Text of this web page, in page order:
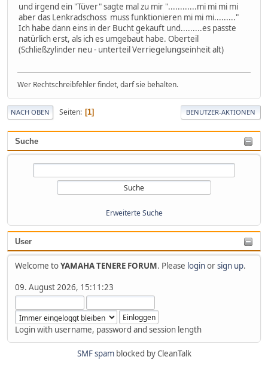
Suche
Erweiterte Suche
User
Welcome toYAMAHA TENERE FORUM. Please loginorsign up.
09. August 2026, 15:11:23
Login with username, password and session length
und irgend ein "Tüver" sagte mal zu mir "............mi mi mi mi
aber das Lenkradschoss muss funktionieren mi mi mi........."
Ich habe dann eins in der Bucht gekauft und.........es passte
natürlich erst, als ich es umgebaut habe. Oberteil
(Schließzylinder neu - unterteil Verriegelungseinheit alt)
Wer Rechtschreibfehler findet, darf sie behalten.
NACH OBEN Seiten 1 BENUTZER-AKTIONEN
SMF spamblocked by CleanTalk